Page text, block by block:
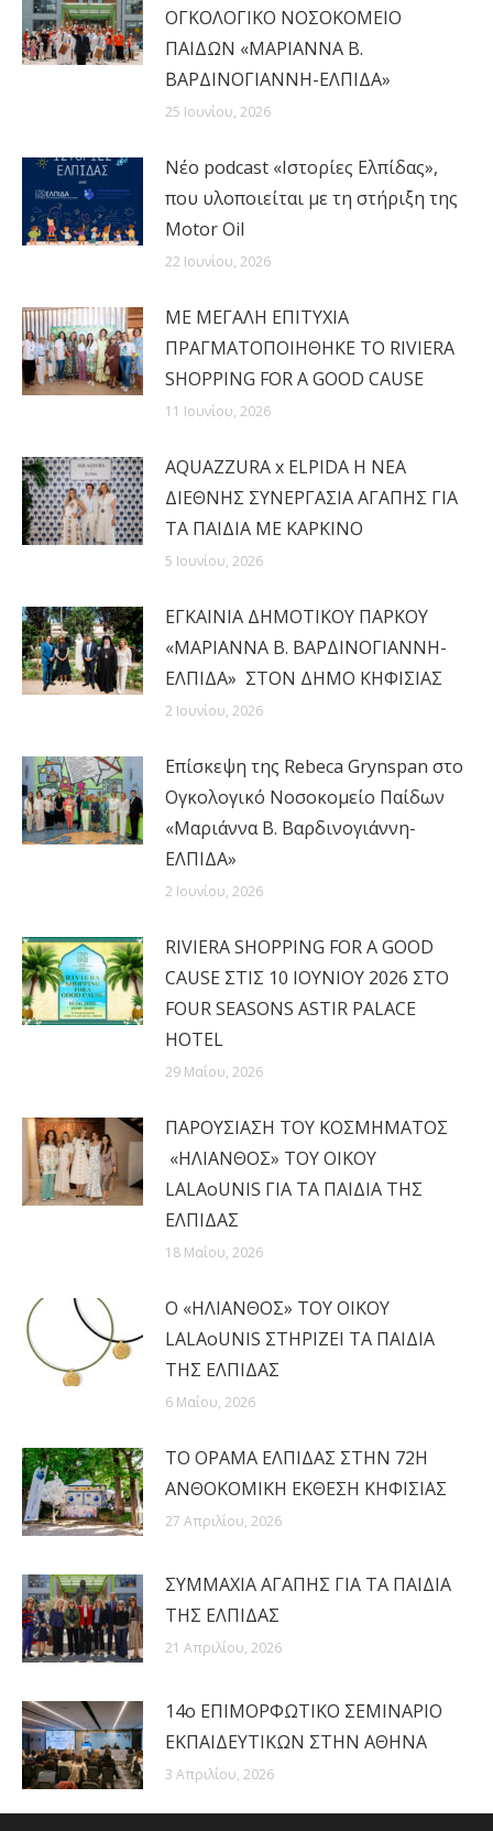
ΟΓΚΟΛΟΓΙΚΟ ΝΟΣΟΚΟΜΕΙΟ
ΠΑΙΔΩΝ «ΜΑΡΙΑΝΝΑ Β.
ΒΑΡΔΙΝΟΓΙΑΝΝΗ-ΕΛΠΙΔΑ»
25 Ιουνίου, 2026
Νέο podcast «Ιστορίες Ελπίδας»,
που υλοποιείται με τη στήριξη της
Motor Oil
22 Ιουνίου, 2026
MΕ ΜΕΓΑΛΗ ΕΠΙΤΥΧΙΑ
ΠΡΑΓΜΑΤΟΠΟΙΗΘΗΚΕ ΤΟ RIVIERA
SHOPPING FOR A GOOD CAUSE
11 Ιουνίου, 2026
AQUAZZURA x ELPIDA Η ΝΕΑ
ΔΙΕΘΝΗΣ ΣΥΝΕΡΓΑΣΙΑ ΑΓΑΠΗΣ ΓΙΑ
ΤΑ ΠΑΙΔΙΑ ΜΕ ΚΑΡΚΙΝΟ
5 Ιουνίου, 2026
ΕΓΚΑΙΝΙΑ ΔΗΜΟΤΙΚΟΥ ΠΑΡΚΟΥ
«ΜΑΡΙΑΝΝΑ Β. ΒΑΡΔΙΝΟΓΙΑΝΝΗ-
ΕΛΠΙΔΑ» ΣΤΟΝ ΔΗΜΟ ΚΗΦΙΣΙΑΣ
2 Ιουνίου, 2026
Επίσκεψη της Rebeca Grynspan στο
Ογκολογικό Νοσοκομείο Παίδων
«Μαριάννα Β. Βαρδινογιάννη-
ΕΛΠΙΔΑ»
2 Ιουνίου, 2026
RIVIERA SHOPPING FOR A GOOD
CAUSE ΣΤΙΣ 10 ΙΟΥΝΙΟΥ 2026 ΣΤΟ
FOUR SEASONS ASTIR PALACE
HOTEL
29 Μαΐου, 2026
ΠΑΡΟΥΣΙΑΣΗ ΤΟΥ ΚΟΣΜΗΜΑΤΟΣ
«ΗΛΙΑΝΘΟΣ» ΤΟΥ ΟΙΚΟΥ
LALAoUNIS ΓΙΑ ΤΑ ΠΑΙΔΙΑ ΤΗΣ
ΕΛΠΙΔΑΣ
18 Μαΐου, 2026
Ο «ΗΛΙΑΝΘΟΣ» ΤΟΥ ΟΙΚΟΥ
LALAoUNIS ΣΤΗΡΙΖΕΙ ΤΑ ΠΑΙΔΙΑ
ΤΗΣ ΕΛΠΙΔΑΣ
6 Μαΐου, 2026
ΤΟ ΟΡΑΜΑ ΕΛΠΙΔΑΣ ΣΤΗΝ 72Η
ΑΝΘΟΚΟΜΙΚΗ ΕΚΘΕΣΗ ΚΗΦΙΣΙΑΣ
27 Απριλίου, 2026
ΣΥΜΜΑΧΙΑ ΑΓΑΠΗΣ ΓΙΑ ΤΑ ΠΑΙΔΙΑ
ΤΗΣ ΕΛΠΙΔΑΣ
21 Απριλίου, 2026
14ο ΕΠΙΜΟΡΦΩΤΙΚΟ ΣΕΜΙΝΑΡΙΟ
ΕΚΠΑΙΔΕΥΤΙΚΩΝ ΣΤΗΝ ΑΘΗΝΑ
3 Απριλίου, 2026